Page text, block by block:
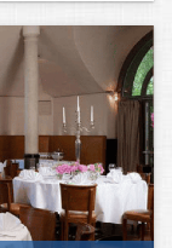
vegane und
und gemütliche.
Gaststätten in
Unter anderem
italienische.
japanische. Ihr